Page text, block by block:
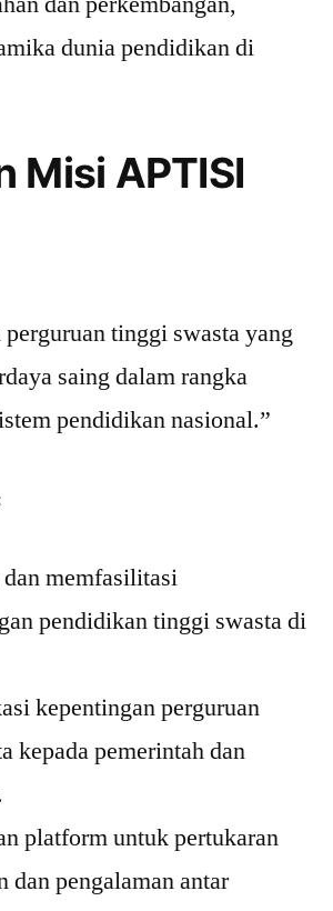
dunia pendidikan di
Misi APTISI
tinggi swasta yang
saing dalam rangka
pendidikan nasional.”
memfasilitasi
pendidikan tinggi swasta di
kepentingan perguruan
kepada pemerintah dan
platform untuk pertukaran
dan pengalaman antar